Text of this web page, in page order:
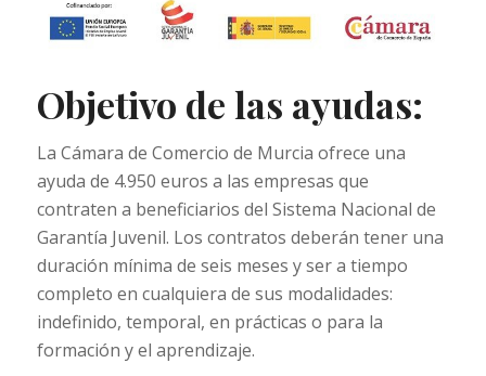
Objetivo de las ayudas:
La Cámara de Comercio de Murcia ofrece una
ayuda de 4.950 euros a las empresas que
contraten a beneficiarios del Sistema Nacional de
Garantía Juvenil. Los contratos deberán tener una
duración mínima de seis meses y ser a tiempo
completo en cualquiera de sus modalidades:
indefinido, temporal, en prácticas o para la
formación y el aprendizaje.